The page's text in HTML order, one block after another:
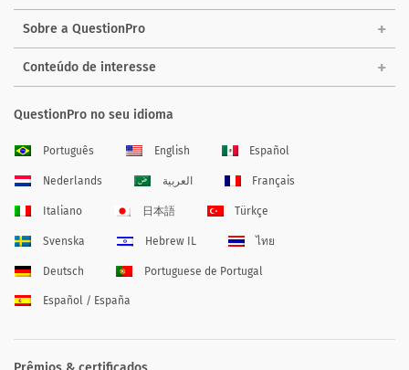
Sobre a QuestionPro
Conteúdo de interesse
QuestionPro no seu idioma
Português English Español
Nederlands العربية Français
Italiano 日本語 Türkçe
Svenska Hebrew IL ไทย
Deutsch Portuguese de Portugal
Español / España